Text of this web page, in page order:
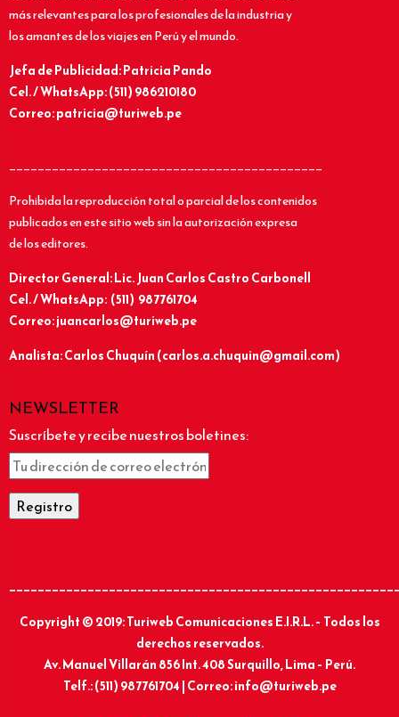
más relevantes para los profesionales de la industria y
los amantes de los viajes en Perú y el mundo.
Jefa de Publicidad: Patricia Pando
Cel. / WhatsApp: (511) 986210180
Correo: patricia@turiweb.pe
____________________________________________
Prohibida la reproducción total o parcial de los contenidos
publicados en este sitio web sin la autorización expresa
de los editores.
Director General: Lic.Juan Carlos Castro Carbonell
Cel. / WhatsApp: (511) 987761704
Correo: juancarlos@turiweb.pe
Analista: Carlos Chuquín (carlos.a.chuquin@gmail.com)
NEWSLETTER
Suscríbete y recibe nuestros boletines:
Copyright © 2019: Turiweb Comunicaciones E.I.R.L. – Todos los
derechos reservados.
Av. Manuel Villarán 856 Int. 408 Surquillo, Lima – Perú.
Telf.: (511) 987761704 | Correo: info@turiweb.pe